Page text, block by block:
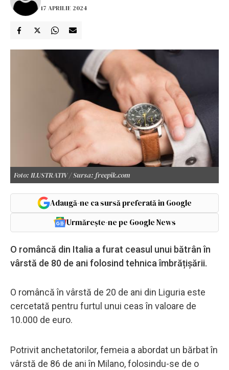
17 APRILIE 2024
Foto: ILUSTRATIV / Sursa: freepik.com
Adaugă-ne ca sursă preferată în Google
Urmărește-ne pe Google News
O româncă din Italia a furat ceasul unui bătrân în
vârstă de 80 de ani folosind tehnica îmbrățișării.
O româncă în vârstă de 20 de ani din Liguria este
cercetată pentru furtul unui ceas în valoare de
10.000 de euro.
Potrivit anchetatorilor, femeia a abordat un bărbat în
vârstă de 86 de ani în Milano, folosindu-se de o